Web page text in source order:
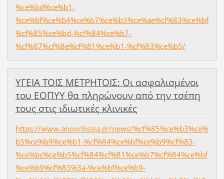
%ce%bd%ce%b1-
%ce%bf%ce%b4%ce%b7%ce%b3%ce%ae%cf%83%ce%bf
%cf%85%ce%bd-%cf%84%ce%b7-
%cf%87%cf%8e%cf%81%ce%b1-%cf%83%ce%b5/
ΥΓΕΙΑ ΤΟΙΣ ΜΕΤΡΗΤΟΙΣ: Οι ασφαλισμένοι
του ΕΟΠΥΥ θα πληρώνουν από την τσέπη
τους στις ιδιωτικές κλινικές
https://www.anovrilissia.gr/news/%cf%85%ce%b3%ce%
b5%ce%b9%ce%b1-%cf%84%ce%bf%ce%b9%cf%83-
%ce%bc%ce%b5%cf%84%cf%81%ce%b7%cf%84%ce%bf
%ce%b9%cf%83%3a-%ce%bf%ce%b9-